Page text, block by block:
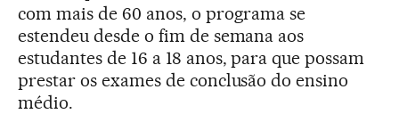
com mais de 60 anos, o programa se
estendeu desde o fim de semana aos
estudantes de 16 a 18 anos, para que possam
prestar os exames de conclusão do ensino
médio.